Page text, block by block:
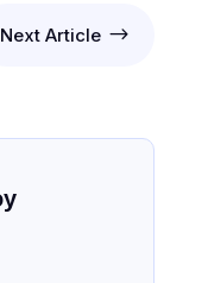
Next Article $